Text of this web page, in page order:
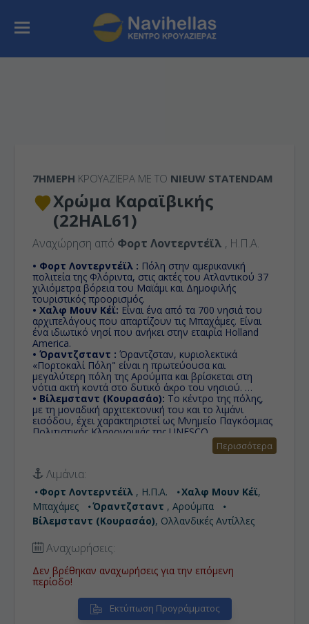
7ΉΜΕΡΗ ΚΡΟΥΑΖΙΕΡΑ ΜΕ ΤΟ NIEUW STATENDAM
Χρώμα Καραϊβικής
(22HAL61)
Αναχώρηση από Φορτ Λοvτερντέϊλ , Η.Π.Α.
• Φορτ Λοvτερντέϊλ : Πόλη στην αμερικανική
πολιτεία της Φλόριντα, στις ακτές του Ατλαντικού 37
χιλιόμετρα βόρεια του Μαϊάμι και Δημοφιλής
τουριστικός προορισμός.
• Χαλφ Μουν Κέϊ: Είναι ένα από τα 700 νησιά του
αρχιπελάγους που απαρτίζουν τις Μπαχάμες. Είναι
ένα ιδιωτικό νησί που ανήκει στην εταιρία Holland
America.
• Όραντζσταντ : Όραντζσταν, κυριολεκτικά
«Πορτοκαλί Πόλη" είναι η πρωτεύουσα και
μεγαλύτερη πόλη της Αρούμπα και βρίσκεται στη
νότια ακτή κοντά στο δυτικό άκρο του νησιού.
• Βίλεμσταντ (Κουρασάο): Το κέντρο της πόλης,
με τη μοναδική αρχιτεκτονική του και το λιμάνι
εισόδου, ​​έχει χαρακτηριστεί ως Μνημείο Παγκόσμιας
Πολιτιστικής Κληρονομιάς της UNESCO.
Περισσότερα
Λιμάνια:
Φορτ Λοvτερντέϊλ , Η.Π.Α. Χαλφ Μουν Κέϊ,
Μπαχάμες
Όραντζσταντ , Αρούμπα
Βίλεμσταντ (Κουρασάο), Ολλανδικές Αντίλλες
Αναχωρήσεις:
Δεν βρέθηκαν αναχωρήσεις για την επόμενη
περίοδο!
Εκτύπωση Προγράμματος